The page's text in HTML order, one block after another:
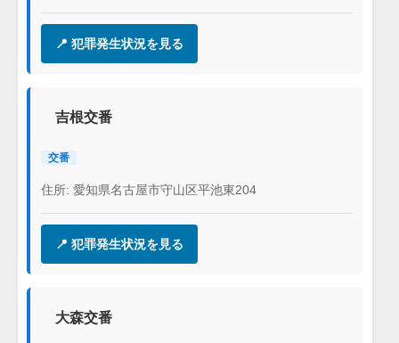
📍 犯罪発生状況を見る
吉根交番
交番
住所: 愛知県名古屋市守山区平池東204
📍 犯罪発生状況を見る
大森交番